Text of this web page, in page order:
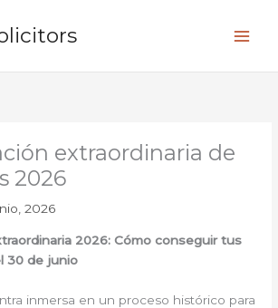
extraordinaria de
2026
2026
2026: Cómo conseguir tus
30 de junio
inmersa en un proceso histórico para